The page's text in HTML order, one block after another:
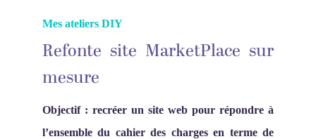
Mes ateliers DIY
Refonte site MarketPlace sur
mesure
Objectif : recréer un site web pour répondre à
l’ensemble du cahier des charges en terme de